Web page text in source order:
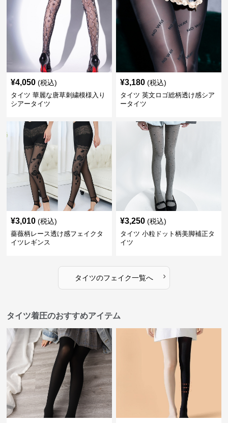
¥4,050 (税込)
タイツ 華麗な唐草刺繍模様入り
シアータイツ
¥3,180 (税込)
タイツ 英文ロゴ総柄透け感シア
ータイツ
¥3,010 (税込)
薔薇柄レース透け感フェイクタ
イツレギンス
¥3,250 (税込)
タイツ 小粒ドット柄美脚補正タ
イツ
タイツのフェイク一覧へ ›
タイツ着圧のおすすめアイテム